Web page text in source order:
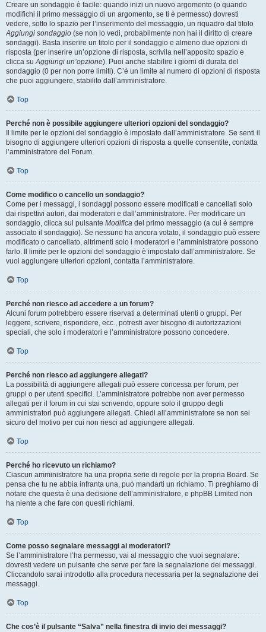
Creare un sondaggio è facile: quando inizi un nuovo argomento (o quando
modifichi il primo messaggio di un argomento, se ti è permesso) dovresti
vedere, sotto lo spazio per l’inserimento del messaggio, un riquadro dal titolo
Aggiungi sondaggio (se non lo vedi, probabilmente non hai il diritto di creare
sondaggi). Basta inserire un titolo per il sondaggio e almeno due opzioni di
risposta (per inserire un’opzione di risposta, scrivila nell’apposito spazio e
clicca suAggiungi un’opzione). Puoi anche stabilire i giorni di durata del
sondaggio (0 per non porre limiti). C’è un limite al numero di opzioni di risposta
che puoi aggiungere, stabilito dall’amministratore.
Top
Perché non è possibile aggiungere ulteriori opzioni del sondaggio?
Il limite per le opzioni del sondaggio è impostato dall’amministratore. Se senti il
bisogno di aggiungere ulteriori opzioni di risposta a quelle consentite, contatta
l’amministratore del Forum.
Top
Come modifico o cancello un sondaggio?
Come per i messaggi, i sondaggi possono essere modificati e cancellati solo
dai rispettivi autori, dai moderatori e dall’amministratore. Per modificare un
sondaggio, clicca sul pulsante Modifica del primo messaggio (a cui è sempre
associato il sondaggio). Se nessuno ha ancora votato, il sondaggio può essere
modificato o cancellato, altrimenti solo i moderatori e l’amministratore possono
farlo. Il limite per le opzioni del sondaggio è impostato dall’amministratore. Se
vuoi aggiungere ulteriori opzioni, contatta l’amministratore.
Top
Perché non riesco ad accedere a un forum?
Alcuni forum potrebbero essere riservati a determinati utenti o gruppi. Per
leggere, scrivere, rispondere, ecc., potresti aver bisogno di autorizzazioni
speciali, che solo i moderatori e l’amministratore possono concedere.
Top
Perché non riesco ad aggiungere allegati?
La possibilità di aggiungere allegati può essere concessa per forum, per
gruppi o per utenti specifici. L’amministratore potrebbe non aver permesso
allegati per il forum in cui stai scrivendo, oppure solo il gruppo degli
amministratori può aggiungere allegati. Chiedi all’amministratore se non sei
sicuro del motivo per cui non riesci ad aggiungere allegati.
Top
Perché ho ricevuto un richiamo?
Ciascun amministratore ha una propria serie di regole per la propria Board. Se
pensa che tu ne abbia infranta una, può mandarti un richiamo. Ti preghiamo di
notare che questa è una decisione dell’amministratore, e phpBB Limited non
ha niente a che fare con questi richiami.
Top
Come posso segnalare messaggi ai moderatori?
Se l’amministratore l’ha permesso, vai al messaggio che vuoi segnalare:
dovresti vedere un pulsante che serve per fare la segnalazione dei messaggi.
Cliccandolo sarai introdotto alla procedura necessaria per la segnalazione dei
messaggi.
Top
Che cos’è il pulsante “Salva” nella finestra di invio dei messaggi?